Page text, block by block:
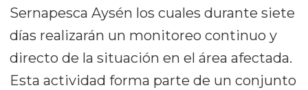
Sernapesca Aysén los cuales durante siete
días realizarán un monitoreo continuo y
directo de la situación en el área afectada.
Esta actividad forma parte de un conjunto